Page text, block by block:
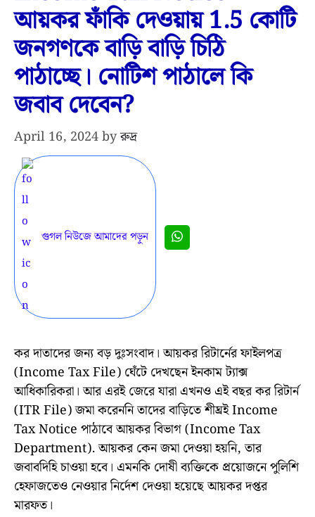
আয়কর ফাঁকি দেওয়ায় 1.5 কোটি
জনগণকে বাড়ি বাড়ি চিঠি
পাঠাচ্ছে। নোটিশ পাঠালে কি
জবাব দেবেন?
April 16, 2024byরুদ্র
গুগল নিউজে আমাদের পড়ুন
কর দাতাদের জন্য বড় দুঃসংবাদ। আয়কর রিটার্নের ফাইলপত্র
(Income Tax File) ঘেঁটে দেখছেন ইনকাম ট্যাক্স
আধিকারিকরা। আর এরই জেরে যারা এখনও এই বছর কর রিটার্ন
(ITR File) জমা করেননি তাদের বাড়িতে শীঘ্রই Income
Tax Notice পাঠাবে আয়কর বিভাগ (Income Tax
Department). আয়কর কেন জমা দেওয়া হয়নি, তার
জবাবদিহি চাওয়া হবে। এমনকি দোষী ব্যক্তিকে প্রয়োজনে পুলিশি
হেফাজতেও নেওয়ার নির্দেশ দেওয়া হয়েছে আয়কর দপ্তর
মারফত।